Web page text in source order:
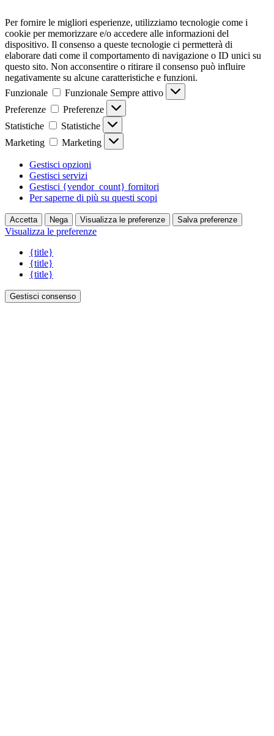
Per fornire le migliori esperienze, utilizziamo tecnologie come i
cookie per memorizzare e/o accedere alle informazioni del
dispositivo. Il consenso a queste tecnologie ci permetterà di
elaborare dati come il comportamento di navigazione o ID unici su
questo sito. Non acconsentire o ritirare il consenso può influire
negativamente su alcune caratteristiche e funzioni.
Funzionale
Funzionale Sempre attivo
Preferenze
Preferenze
Statistiche
Statistiche
Marketing
Marketing
Gestisci opzioni
Gestisci servizi
Gestisci {vendor_count} fornitori
Per saperne di più su questi scopi
Accetta Nega Visualizza le preferenze Salva preferenze
Visualizza le preferenze
{title}
{title}
{title}
Gestisci consenso